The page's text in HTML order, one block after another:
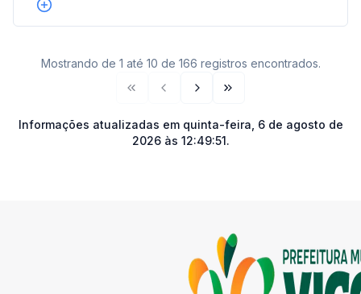
Mostrando de 1 até 10 de 166 registros encontrados.
Primeira página
Página anterior
Próxima página
Última página
Informações atualizadas em quinta-feira, 6 de agosto de
2026 às 12:49:51.